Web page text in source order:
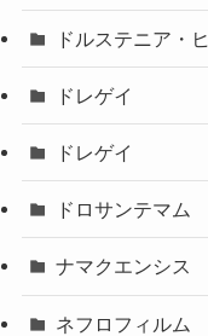
ドルステニア・
ドレゲイ
ドレゲイ
ドロサンテマム
ナマクエンシス
ネフロフィルム